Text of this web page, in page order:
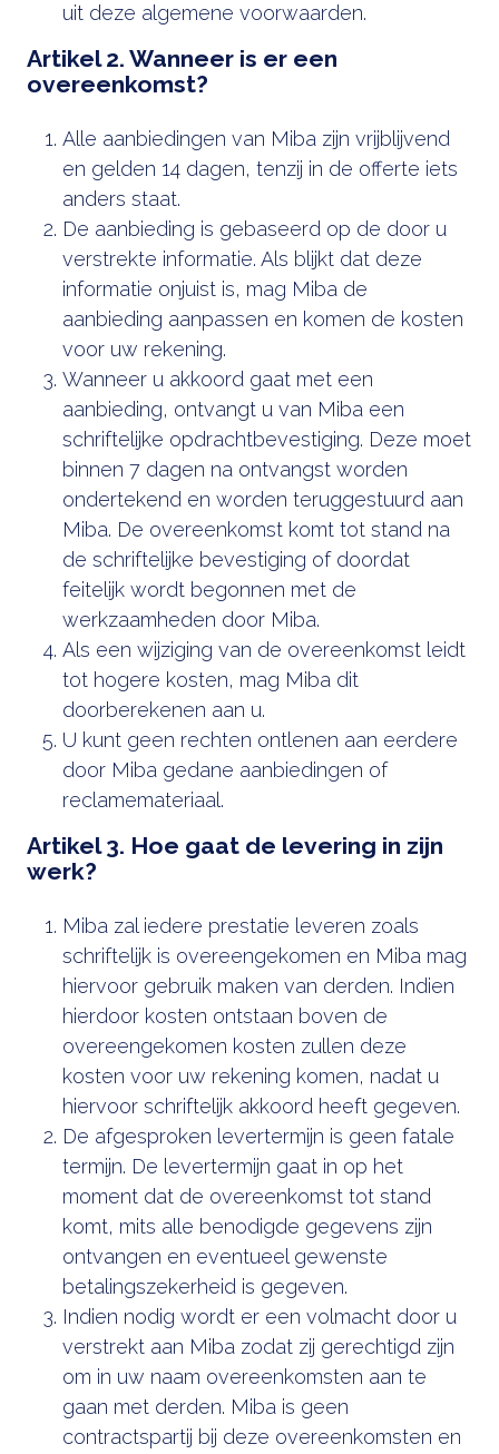
uit deze algemene voorwaarden.
Artikel 2. Wanneer is er een
overeenkomst?
Alle aanbiedingen van Miba zijn vrijblijvend
en gelden 14 dagen, tenzij in de offerte iets
anders staat.
De aanbieding is gebaseerd op de door u
verstrekte informatie. Als blijkt dat deze
informatie onjuist is, mag Miba de
aanbieding aanpassen en komen de kosten
voor uw rekening.
Wanneer u akkoord gaat met een
aanbieding, ontvangt u van Miba een
schriftelijke opdrachtbevestiging. Deze moet
binnen 7 dagen na ontvangst worden
ondertekend en worden teruggestuurd aan
Miba. De overeenkomst komt tot stand na
de schriftelijke bevestiging of doordat
feitelijk wordt begonnen met de
werkzaamheden door Miba.
Als een wijziging van de overeenkomst leidt
tot hogere kosten, mag Miba dit
doorberekenen aan u.
U kunt geen rechten ontlenen aan eerdere
door Miba gedane aanbiedingen of
reclamemateriaal.
Artikel 3. Hoe gaat de levering in zijn
werk?
Miba zal iedere prestatie leveren zoals
schriftelijk is overeengekomen en Miba mag
hiervoor gebruik maken van derden. Indien
hierdoor kosten ontstaan boven de
overeengekomen kosten zullen deze
kosten voor uw rekening komen, nadat u
hiervoor schriftelijk akkoord heeft gegeven.
De afgesproken levertermijn is geen fatale
termijn. De levertermijn gaat in op het
moment dat de overeenkomst tot stand
komt, mits alle benodigde gegevens zijn
ontvangen en eventueel gewenste
betalingszekerheid is gegeven.
Indien nodig wordt er een volmacht door u
verstrekt aan Miba zodat zij gerechtigd zijn
om in uw naam overeenkomsten aan te
gaan met derden. Miba is geen
contractspartij bij deze overeenkomsten en